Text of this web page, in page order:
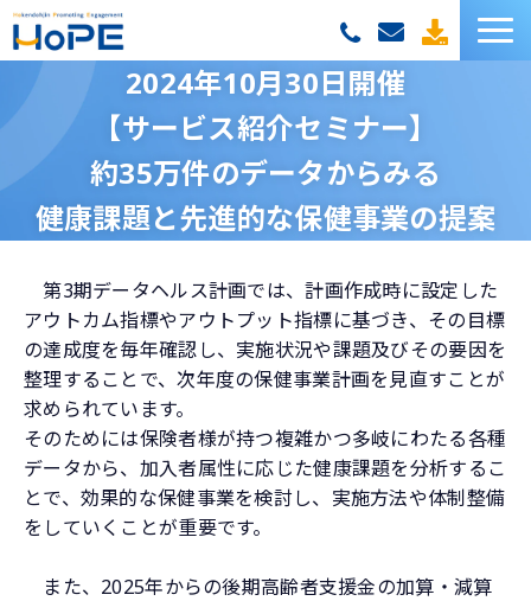
HoPEサービス一覧
お客様の声
セミナー
お役立ち資料
お役立ちコラム
2024年10月30日開催
【サービス紹介セミナー】
約35万件のデータからみる
健康課題と先進的な保健事業の提案
第3期データヘルス計画では、計画作成時に設定した
アウトカム指標やアウトプット指標に基づき、その目標
の達成度を毎年確認し、実施状況や課題及びその要因を
整理することで、次年度の保健事業計画を見直すことが
求められています。
そのためには保険者様が持つ複雑かつ多岐にわたる各種
データから、加入者属性に応じた健康課題を分析するこ
とで、効果的な保健事業を検討し、実施方法や体制整備
をしていくことが重要です。
また、2025年からの後期高齢者支援金の加算・減算